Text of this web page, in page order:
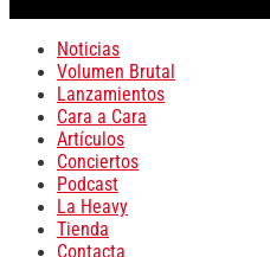
Noticias
Volumen Brutal
Lanzamientos
Cara a Cara
Artículos
Conciertos
Podcast
La Heavy
Tienda
Contacta